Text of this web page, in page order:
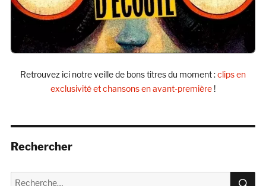
Retrouvez ici notre veille de bons titres du moment :clips en
exclusivité et chansons en avant-première !
Rechercher
Recherche